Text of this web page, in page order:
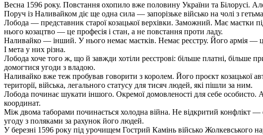
Весна 1596 року. Повстання охопило вже половину України та Білорусі.
Поруч із Наливайком діє ще одна сила — запорізьке військо на чолі з
Лобода — представник старої козацької верхівки. Заможний. Має маєтки
нього козацтво — це професія і стан, а не повстання проти ладу.
Наливайко — інший. У нього немає маєтків. Немає реєстру. Його армія —
І мета у них різна.
Лобода хоче того ж, що й завжди хотіли реєстрові: більше платні, більше
домогтися угоди з владою.
Наливайко вже теж пробував говорити з королем. Його проєкт козацької
території, війська, легального статусу для тисяч людей, які пішли за ним.
Лобода починає шукати іншого. Окремої домовленості для себе особисто.
координат.
Між двома таборами починається холодна війна. Не відкритий конфлікт
угоду з поляками за рахунок його людей.
У березні 1596 року під урочищем Гострий Камінь військо Жолкевського